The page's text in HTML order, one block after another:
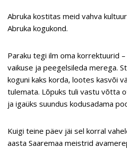
Abruka kostitas meid vahva
Abruka kogukond.
Paraku tegi ilm oma korrektuurid
vaikuse ja peegelsileda merega.
koguni kaks korda, lootes kasvõi
tulemata. Lõpuks tuli vastu võtta
ja igaüks suundus kodusadama
Kuigi teine päev jäi sel korral
aasta Saaremaa meistrid